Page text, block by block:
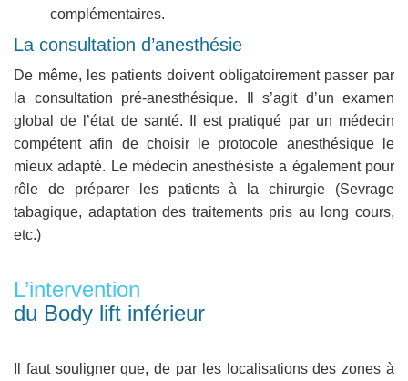
complémentaires.
La consultation d’anesthésie
De même, les patients doivent obligatoirement passer par
la consultation pré-anesthésique. Il s’agit d’un examen
global de l’état de santé. Il est pratiqué par un médecin
compétent afin de choisir le protocole anesthésique le
mieux adapté. Le médecin anesthésiste a également pour
rôle de préparer les patients à la chirurgie (Sevrage
tabagique, adaptation des traitements pris au long cours,
etc.)
L’intervention
du Body lift inférieur
Il faut souligner que, de par les localisations des zones à